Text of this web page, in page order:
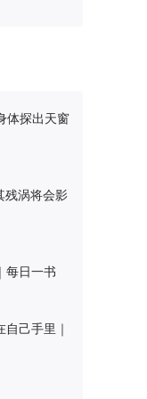
体探出天窗
残涡将会影
每日一书
己手里｜